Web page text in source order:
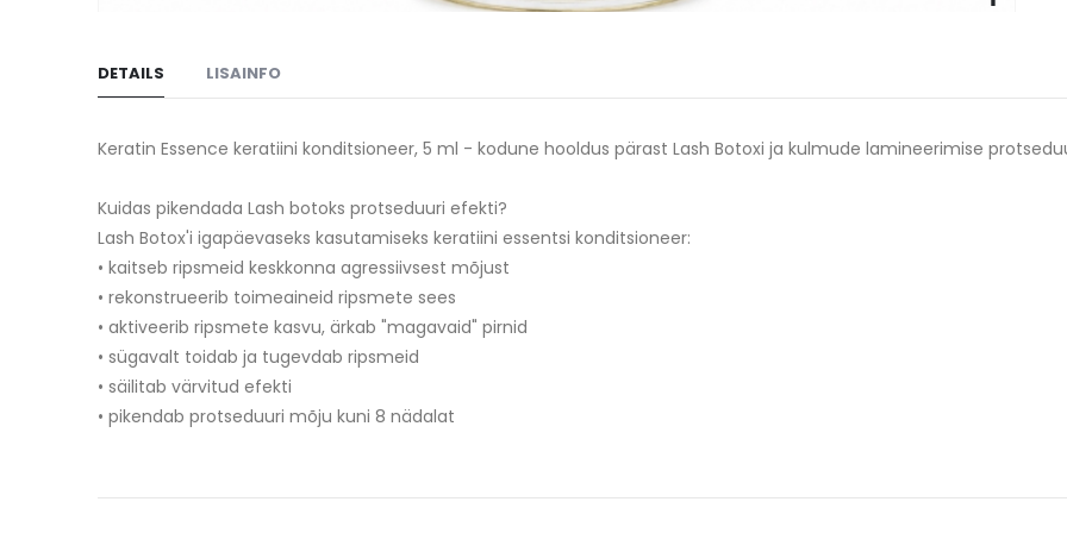
the
of
images
gallery
DETAILS
Keratin Essence keratiini konditsioneer, 5 ml - kodune hooldus pärast Lash Botoxi ja kulmude lamineerimise
Kuidas pikendada Lash botoks protseduuri efekti?
Lash Botox'i igapäevaseks kasutamiseks keratiini essentsi konditsioneer:
• kaitseb ripsmeid keskkonna agressiivsest mõjust
• rekonstrueerib toimeaineid ripsmete sees
• aktiveerib ripsmete kasvu, ärkab "magavaid" pirnid
• sügavalt toidab ja tugevdab ripsmeid
• säilitab värvitud efekti
• pikendab protseduuri mõju kuni 8 nädalat
LISAINFO